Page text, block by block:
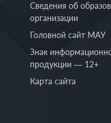
Сведения об
организации
Головной сайт МАУ
Знак
продукции — 12+
Карта сайта